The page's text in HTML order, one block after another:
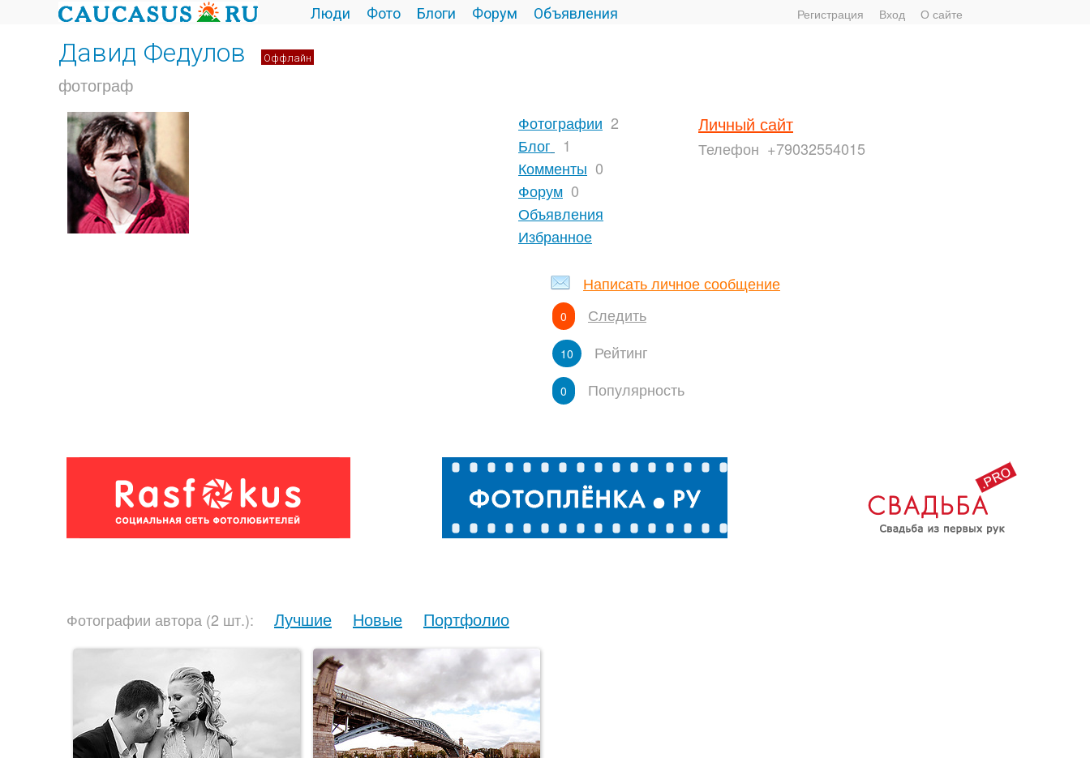
Люди Фото Блоги Форум Объявления Регистрация Вход О сайте
Давид Федулов Оффлайн
фотограф
Фотографии 2
Блог
1
Комменты 0
Форум 0
Объявления
Избранное
Личный сайт
Телефон +79032554015
Написать личное сообщение
0 Следить
10 Рейтинг
0 Популярность
Фотографии автора (2 шт.): Лучшие Новые Портфолио